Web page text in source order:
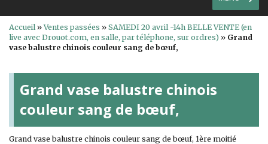
Accueil»Ventes passées » SAMEDI 20 avril -14h BELLE VENTE (en
live avec Drouot.com, en salle, par téléphone, sur ordres) » Grand
vase balustre chinois couleur sang de bœuf,
Grand vase balustre chinois
couleur sang de bœuf,
Grand vase balustre chinois couleur sang de bœuf, 1ère moitié